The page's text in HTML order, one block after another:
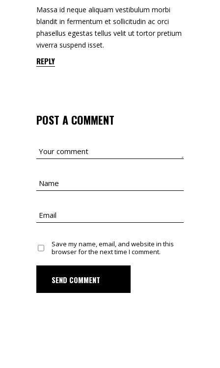
Massa id neque aliquam vestibulum morbi
blandit in fermentum et sollicitudin ac orci
phasellus egestas tellus velit ut tortor pretium
viverra suspend isset.
REPLY
POST A COMMENT
Save my name, email, and website in this
browser for the next time I comment.
SEND COMMENT